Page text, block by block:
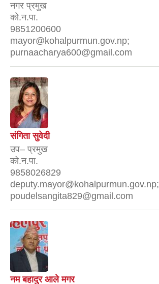
नगर प्रमुख
को.न.पा.
9851200600
mayor@kohalpurmun.gov.np;
purnaacharya600@gmail.com
संगिता सुवेदी
उप– प्रमुख
को.न.पा.
9858026829
deputy.mayor@kohalpurmun.gov.np;
poudelsangita829@gmail.com
नम बहादुर आले मगर